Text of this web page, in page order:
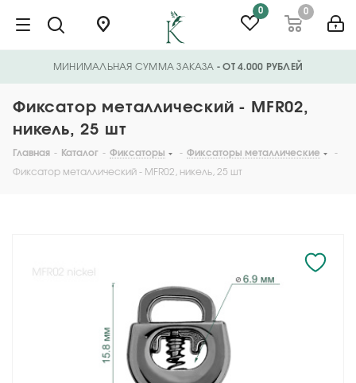
0 0
МИНИМАЛЬНАЯ СУММА ЗАКАЗА - ОТ 4.000 РУБЛЕЙ
Фиксатор металлический - MFR02,
никель, 25 шт
Главная - Каталог - Фиксаторы - Фиксаторы металлические
-
Фиксатор металлический - MFR02, никель, 25 шт